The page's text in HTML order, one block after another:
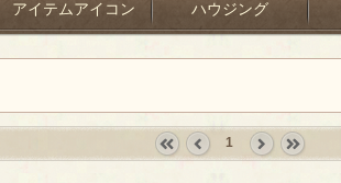
アイテムアイコン ハウジング
1